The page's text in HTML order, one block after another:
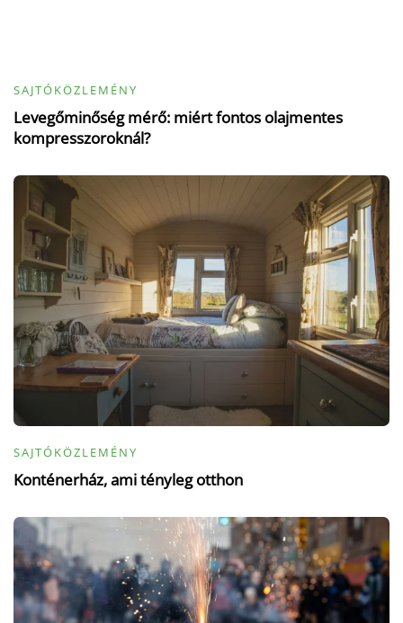
SAJTÓKÖZLEMÉNY
Levegőminőség mérő: miért fontos olajmentes
kompresszoroknál?
SAJTÓKÖZLEMÉNY
Konténerház, ami tényleg otthon